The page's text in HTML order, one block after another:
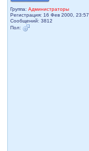
Группа:Администраторы
Регистрация: 16 Фев 2000, 23:57
Сообщений: 3812
Пол: